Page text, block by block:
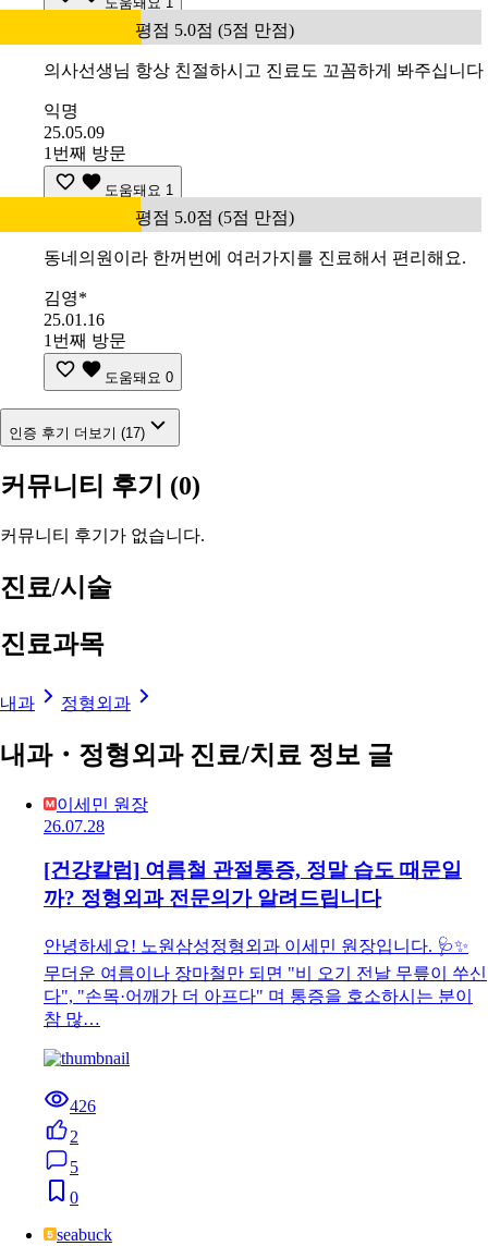
평점 5.0점 (5점 만점)
의사선생님 항상 친절하시고 진료도 꼬꼼하게 봐주십니다
익명
25.05.09
1번째 방문
도움돼요 1
평점 5.0점 (5점 만점)
동네의원이라 한꺼번에 여러가지를 진료해서 편리해요.
김영*
25.01.16
1번째 방문
도움돼요 0
인증 후기 더보기 (17)
커뮤니티 후기 (0)
커뮤니티 후기가 없습니다.
진료/시술
진료과목
내과 정형외과
내과・정형외과 진료/치료 정보 글
이세민 원장
26.07.28
[건강칼럼] 여름철 관절통증, 정말 습도 때문일
까? 정형외과 전문의가 알려드립니다
안녕하세요! 노원삼성정형외과 이세민 원장입니다. 🩺✨
무더운 여름이나 장마철만 되면 "비 오기 전날 무릎이 쑤신
다", "손목·어깨가 더 아프다" 며 통증을 호소하시는 분이
참 많…
426
2
5
0
seabuck